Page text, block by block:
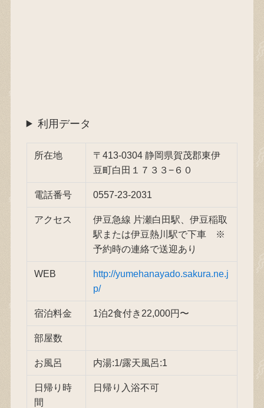
利用データ
所在地
〒413-0304 静岡県賀茂郡東伊
豆町白田１７３３−６０
電話番号 0557-23-2031
アクセス
伊豆急線 片瀬白田駅、伊豆稲取
駅または伊豆熱川駅で下車 ※
予約時の連絡で送迎あり
WEB
http://yumehanayado.sakura.ne.j
p/
宿泊料金 1泊2食付き22,000円〜
部屋数
お風呂 内湯:1/露天風呂:1
日帰り時
間
日帰り入浴不可